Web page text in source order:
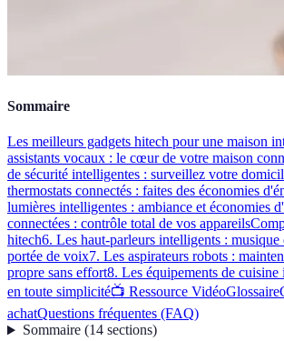
Sommaire
Les meilleurs gadgets hitech pour une maison
assistants vocaux : le cœur de votre maison
de sécurité intelligentes : surveillez votre
thermostats connectés : faites des économies
lumières intelligentes : ambiance et économies
connectées : contrôle total de vos appareils
hitech6. Les haut-parleurs intelligents :
portée de voix7. Les aspirateurs robots :
propre sans effort8. Les équipements de
en toute simplicité📺 Ressource VidéoGlossaire
achatQuestions fréquentes (FAQ)
Sommaire(14 sections)